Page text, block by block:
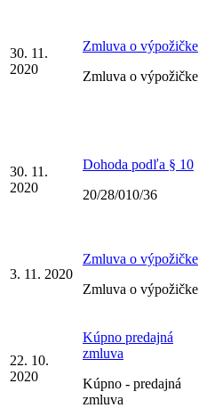
30. 11.
2020
Zmluva o výpožičke
Zmluva o výpožičke
30. 11.
2020
Dohoda podľa § 10
20/28/010/36
3. 11. 2020
Zmluva o výpožičke
Zmluva o výpožičke
22. 10.
2020
Kúpno predajná
zmluva
Kúpno - predajná
zmluva